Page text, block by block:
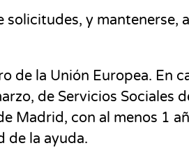
y mantenerse,
de la Unión Europea. En
de Servicios Sociales
Madrid, con al menos 1
de la ayuda.